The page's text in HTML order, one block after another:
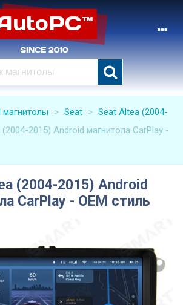
магнитолы > Seat > Seat Altea (2004-
2015) Android магнитола CarPlay -
(2004-2015) Android
CarPlay - OEM стиль